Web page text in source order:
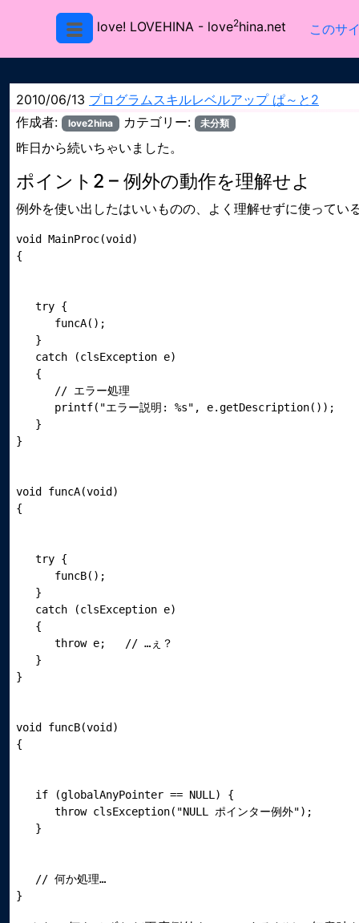
love! LOVEHINA - love2hina.net このサ
2010/06/13 プログラムスキルレベルアップ ぱ～と2
作成者:
love2hina カテゴリー: 未分類
昨日から続いちゃいました。
ポイント2 – 例外の動作を理解せよ
例外を使い出したはいいものの、よく理解せずに使ってい
void MainProc(void)
   try {
      funcA();
   }
   catch (clsException e)
   {
      // エラー処理
      printf("エラー説明: %s", e.getDescription());
   }
void funcA(void)
   try {
      funcB();
   }
   catch (clsException e)
   {
      throw e;   // …ぇ？
   }
void funcB(void)
   if (globalAnyPointer == NULL) {
      throw clsException("NULL ポインター例外");
   // 何か処理…